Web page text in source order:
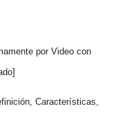
por Video con
Características,